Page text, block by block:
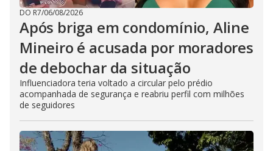
DO R7/06/08/2026
Após briga em condomínio, Aline
Mineiro é acusada por moradores
de debochar da situação
Influenciadora teria voltado a circular pelo prédio
acompanhada de segurança e reabriu perfil com milhões
de seguidores